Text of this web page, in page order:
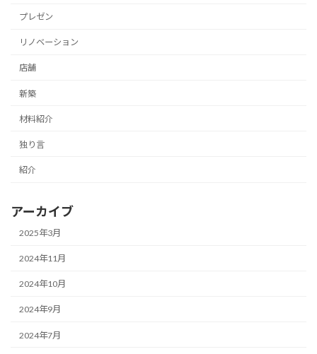
プレゼン
リノベーション
店舗
新築
材料紹介
独り言
紹介
アーカイブ
2025年3月
2024年11月
2024年10月
2024年9月
2024年7月